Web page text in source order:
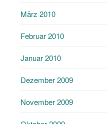
März 2010
Februar 2010
Januar 2010
Dezember 2009
November 2009